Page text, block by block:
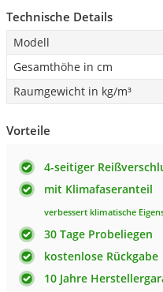
Technische Details
Modell
Gesamthöhe in cm
Raumgewicht in kg/m³
Vorteile
4-seitiger
mit Klimafaseranteil
verbessert klimatische
30 Tage Probeliegen
kostenlose Rückgabe
10 Jahre